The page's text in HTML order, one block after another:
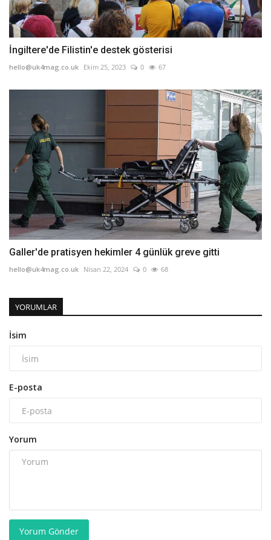
İngiltere'de Filistin'e destek gösterisi
hello@uk4mag.co.uk Ekim 25, 2023 0 67
Galler'de pratisyen hekimler 4 günlük greve gitti
hello@uk4mag.co.uk Nisan 22, 2024 0 68
YORUMLAR
İsim
E-posta
Yorum
Yorum Gönder